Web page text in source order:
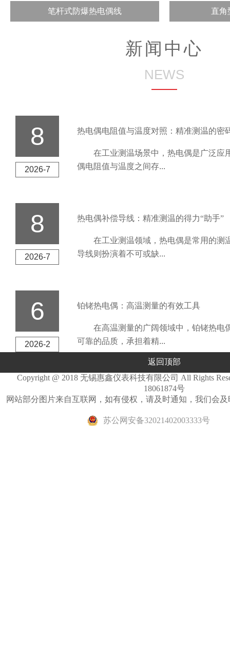
笔杆式防爆热电偶线 直角
新闻中心
NEWS
8
2026-7
热电偶电阻值与温度对照：精准测温的密
在工业测温场景中，热电偶是广泛应
偶电阻值与温度之间存...
8
2026-7
热电偶补偿导线：精准测温的得力“助手”
在工业测温领域，热电偶是常用的测
导线则扮演着不可或缺...
6
2026-2
铂铑热电偶：高温测量的有效工具
在高温测量的广阔领域中，铂铑热电
可靠的品质，承担着精...
返回顶部
Copyright @ 2018 无锡惠鑫仪表科技有限公司 All Rights
18061874号
网站部分图片来自互联网，如有侵权，请及时通知，我们会
苏公网安备32021402003333号